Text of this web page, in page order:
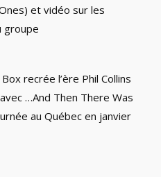
et vidéo sur les
groupe
recrée l’ère Phil Collins
…And Then There Was
au Québec en janvier